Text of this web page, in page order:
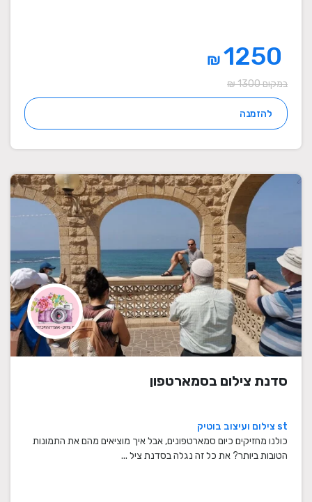
₪
במקום 1300 ₪
להזמנה
סדנת צילום בסמארטפון
st צילום ועיצוב בוטיק
כולנו מחזיקים כיום סמארטפונים, אבל איך מוציאים מהם את התמונות
הטובות ביותר? את כל זה נגלה בסדנת ציל ...